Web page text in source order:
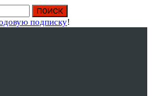
подписку!